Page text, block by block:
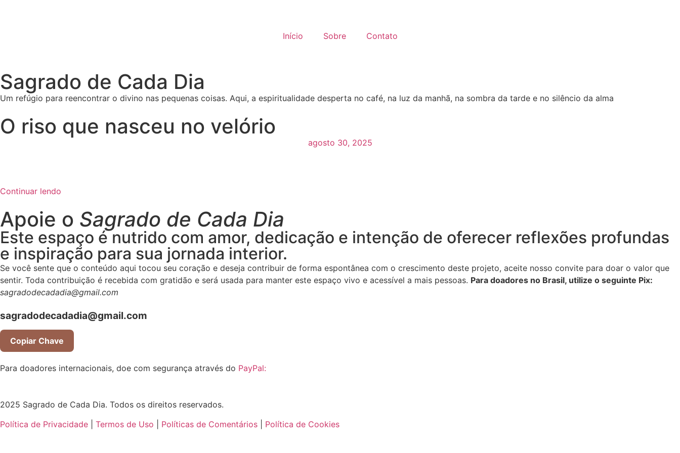
Início Sobre Contato
Sagrado de Cada Dia
Um refúgio para reencontrar o divino nas pequenas coisas. Aqui, a espiritualidade desperta no café, na luz da manhã, na sombra da tarde e no silêncio da alma
O riso que nasceu no velório
agosto 30, 2025
Continuar lendo
Apoie o Sagrado de Cada Dia
Este espaço é nutrido com amor, dedicação e intenção de oferecer reflexões profundas
e inspiração para sua jornada interior.
Se você sente que o conteúdo aqui tocou seu coração e deseja contribuir de forma espontânea com o crescimento deste projeto, aceite nosso convite para doar o valor que
sentir. Toda contribuição é recebida com gratidão e será usada para manter este espaço vivo e acessível a mais pessoas. Para doadores no Brasil, utilize o seguinte Pix:
sagradodecadadia@gmail.com
sagradodecadadia@gmail.com
Copiar Chave
Para doadores internacionais, doe com segurança através do PayPal:
2025 Sagrado de Cada Dia. Todos os direitos reservados.
Política de Privacidade
Termos de Uso Políticas de Comentários Política de Cookies